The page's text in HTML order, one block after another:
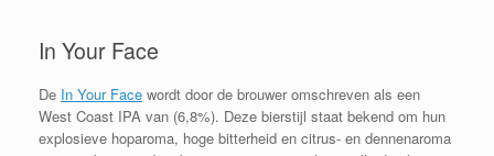
In Your Face
De In Your Face wordt door de brouwer omschreven als een
West Coast IPA van (6,8%). Deze bierstijl staat bekend om hun
explosieve hoparoma, hoge bitterheid en citrus- en dennenaroma